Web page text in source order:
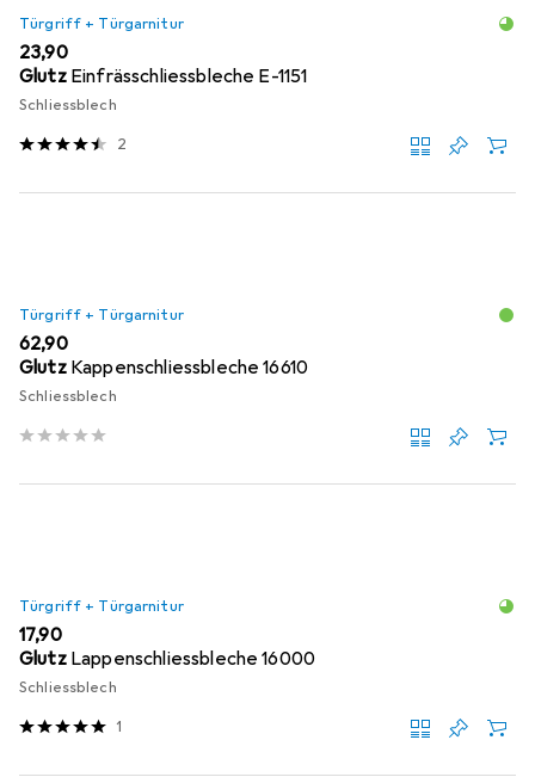
Türgriff + Türgarnitur
EUR
23,90
Glutz Einfrässchliessbleche E-1151
Schliessblech
2
Türgriff + Türgarnitur
EUR
62,90
Glutz Kappenschliessbleche 16610
Schliessblech
Türgriff + Türgarnitur
EUR
17,90
Glutz Lappenschliessbleche 16000
Schliessblech
1